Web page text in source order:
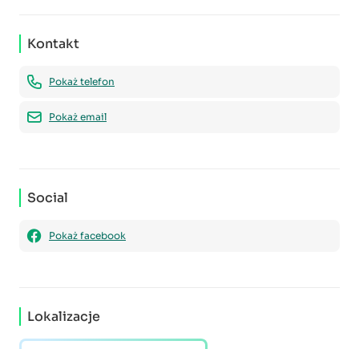
Kontakt
Pokaż telefon
Pokaż email
Social
Pokaż facebook
Lokalizacje